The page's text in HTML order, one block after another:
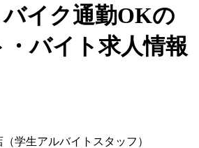
イク通勤OKの
バイト求人情報
学生アルバイトスタッフ）